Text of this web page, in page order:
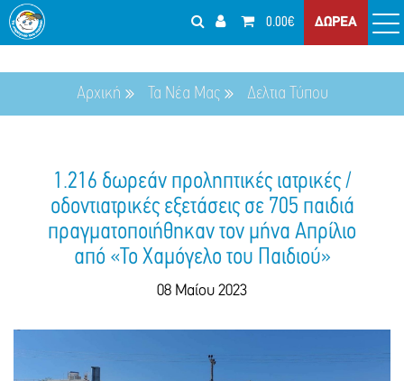
0.00€ ΔΩΡΕΑ
Αρχική Τα Νέα Μας Δελτια Τύπου
1.216 δωρεάν προληπτικές ιατρικές /
οδοντιατρικές εξετάσεις σε 705 παιδιά
πραγματοποιήθηκαν τον μήνα Απρίλιο
από «Το Χαμόγελο του Παιδιού»
08 Μαίου 2023